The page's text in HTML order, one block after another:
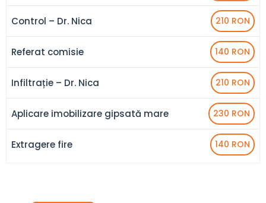
Control – Dr. Nica 210 RON
Referat comisie 140 RON
Infiltrație – Dr. Nica 210 RON
Aplicare imobilizare gipsată mare 230 RON
Extragere fire 140 RON